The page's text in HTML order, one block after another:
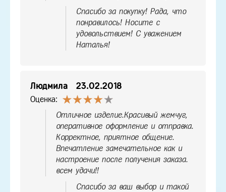
Спасибо за покупку! Рада, что
понравилось! Носите с
удовольствием! С уважением
Наталья!
Людмила 23.02.2018
Оценка:
Отличное изделие.Красивый жемчуг,
оперативное оформление и отправка.
Корректное, приятное общение.
Впечатление замечательное как и
настроение после получения заказа.
всем удачи!!
Спасибо за ваш выбор и такой